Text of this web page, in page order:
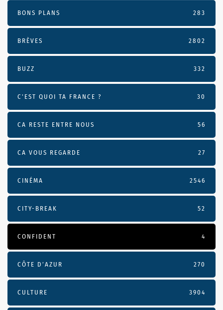
BONS PLANS 283
BRÈVES 2802
BUZZ 332
C'EST QUOI TA FRANCE ? 30
CA RESTE ENTRE NOUS 56
CA VOUS REGARDE 27
CINÉMA 2546
CITY-BREAK 52
CONFIDENT 4
CÔTE D’AZUR 270
CULTURE 3904